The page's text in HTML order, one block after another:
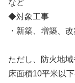
など
◆対象工事
・新築、増築、
ただし、防火地域
床面積10平米以